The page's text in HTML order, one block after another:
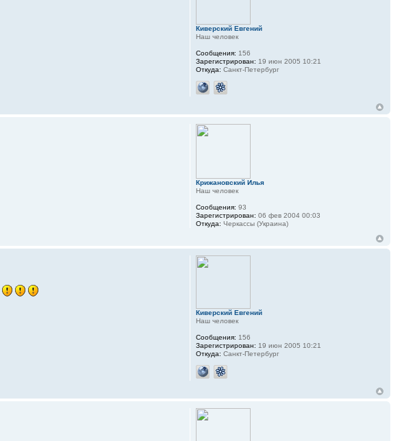
Киверский Евгений
Наш человек
Сообщения: 156
Зарегистрирован: 19 июн 2005 10:21
Откуда: Санкт-Петербург
Крижановский Илья
Наш человек
Сообщения: 93
Зарегистрирован: 06 фев 2004 00:03
Откуда: Черкассы (Украина)
Киверский Евгений
Наш человек
Сообщения: 156
Зарегистрирован: 19 июн 2005 10:21
Откуда: Санкт-Петербург